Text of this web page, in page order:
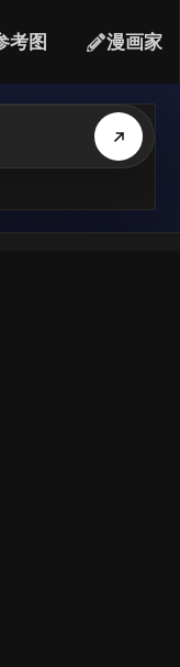
考图 漫画家